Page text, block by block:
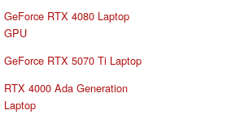
GeForce RTX 4080 Laptop
GPU
GeForce RTX 5070 Ti Laptop
RTX 4000 Ada Generation
Laptop